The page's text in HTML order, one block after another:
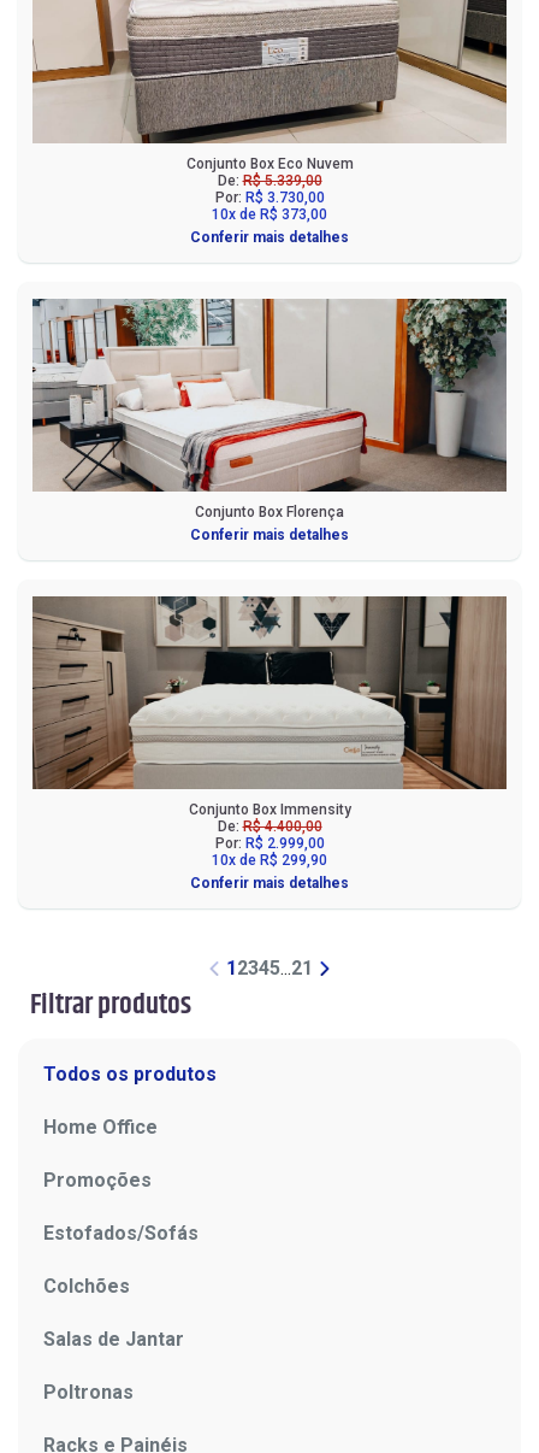
Filtrar produtos
Todos os produtos
Home Office
Promoções
Estofados/Sofás
Colchões
Salas de Jantar
Poltronas
Racks e Painéis
Conjunto Box Eco Nuvem
De:R$ 5.339,00
Por: R$ 3.730,00
10x de R$ 373,00
Conferir mais detalhes
Conjunto Box Florença
Conferir mais detalhes
Conjunto Box Immensity
De:R$ 4.400,00
Por: R$ 2.999,00
10x de R$ 299,90
Conferir mais detalhes
1 2345...21